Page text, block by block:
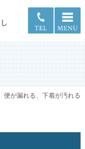
便が漏れる、下着が汚れる